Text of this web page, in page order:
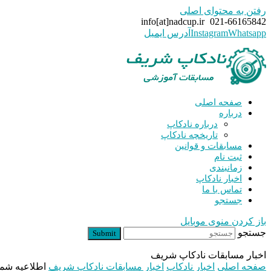
رفتن به محتوای اصلی
021-66165842
info[at]nadcup.ir
InstagramWhatsapp آدرس ایمیل
صفحه اصلی
درباره
درباره نادکاپ
تاریخچه نادکاپ
مسابقات و قوانین
ثبت نام
زمانبندی
اخبار نادکاپ
تماس با ما
جستجو
باز کردن منوی موبایل
جستجو
Submit
اخبار مسابقات نادکاپ شریف
صفحه اصلی اخبار نادکاپ اخبار مسابقات نادکاپ شریف اطلاعیه شماره ۳ نادکاپ ۲۵ –